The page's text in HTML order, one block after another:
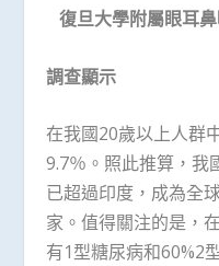
復旦大學附屬眼耳
調查顯示
在我國20歲以上人群
9.7％。照此推算，我
已超過印度，成為全
家。值得關注的是，
有1型糖尿病和60%2